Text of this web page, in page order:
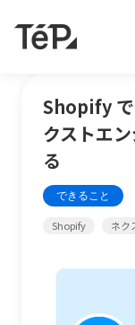
Shopify で
クストエ
る
できること
Shopify ネク